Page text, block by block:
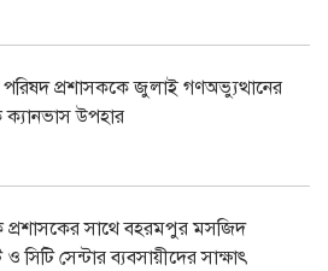
প্রশাসককে জুলাই গণঅভ্যুত্থানের
ক্যানভাস উপহার
প্রশাসকের সাথে বহরমপুর মসজিদ
ও সিটি সেন্টার ব্যবসায়ীদের সাক্ষাৎ